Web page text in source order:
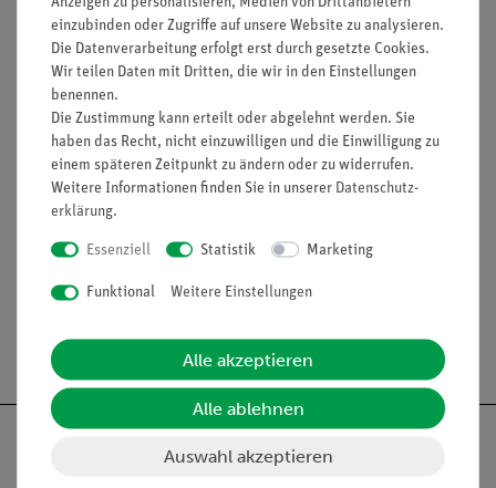
Sprache erhältlich)
Lieferumfang
Zubehör
Media / Downloads
Versandkostenfrei ab 300,- €
einzubinden oder Zugriffe auf unsere Website zu analysieren.
Die Datenverarbeitung erfolgt erst durch gesetzte Cookies.
Wir teilen Daten mit Dritten, die wir in den Einstellungen
benennen.
Die Zustimmung kann erteilt oder abgelehnt werden. Sie
haben das Recht, nicht einzuwilligen und die Einwilligung zu
einem späteren Zeitpunkt zu ändern oder zu widerrufen.
Weitere Informationen finden Sie in unserer Daten­schutz­
erklärung.
Essenziell Statistik Marketing
Funktional Weitere Einstellungen
Alle akzeptieren
Alle ablehnen
Auswahl akzeptieren